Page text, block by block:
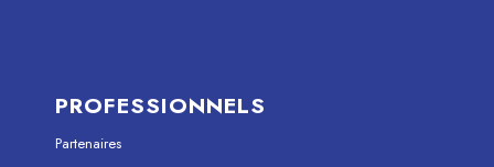
PROFESSIONNELS
Partenaires